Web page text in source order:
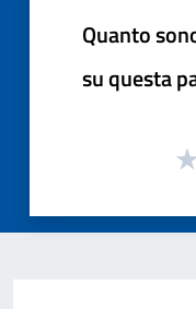
Quanto
su questa